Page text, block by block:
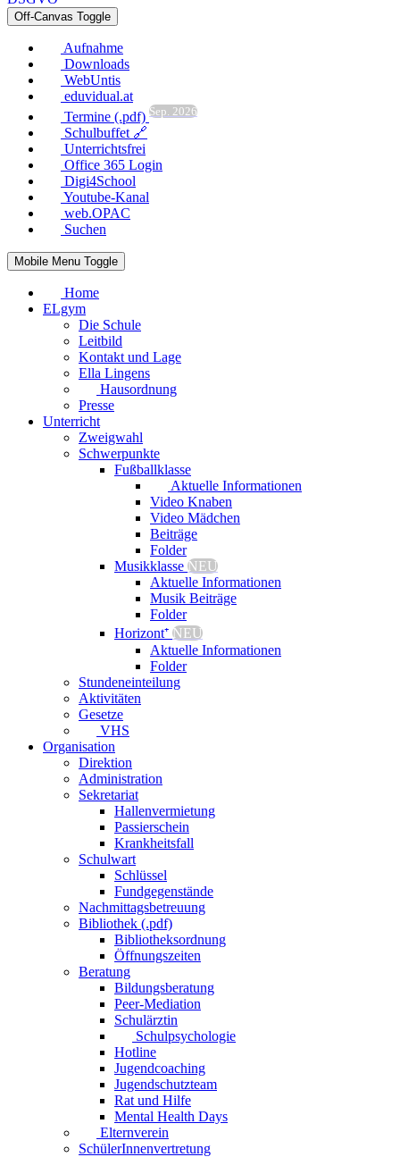
Off-Canvas Toggle
Aufnahme
Downloads
WebUntis
eduvidual.at
Termine (.pdf) Sep. 2026
Schulbuffet 🔗
Unterrichtsfrei
Office 365 Login
Digi4School
Youtube-Kanal
web.OPAC
Suchen
Mobile Menu Toggle
Home
ELgym
Die Schule
Leitbild
Kontakt und Lage
Ella Lingens
Hausordnung
Presse
Unterricht
Zweigwahl
Schwerpunkte
Fußballklasse
Aktuelle Informationen
Video Knaben
Video Mädchen
Beiträge
Folder
Musikklasse NEU
Aktuelle Informationen
Musik Beiträge
Folder
Horizont⁺ NEU
Aktuelle Informationen
Folder
Stundeneinteilung
Aktivitäten
Gesetze
VHS
Organisation
Direktion
Administration
Sekretariat
Hallenvermietung
Passierschein
Krankheitsfall
Schulwart
Schlüssel
Fundgegenstände
Nachmittagsbetreuung
Bibliothek (.pdf)
Bibliotheksordnung
Öffnungszeiten
Beratung
Bildungsberatung
Peer-Mediation
Schulärztin
Schulpsychologie
Hotline
Jugendcoaching
Jugendschutzteam
Rat und Hilfe
Mental Health Days
Elternverein
SchülerInnenvertretung